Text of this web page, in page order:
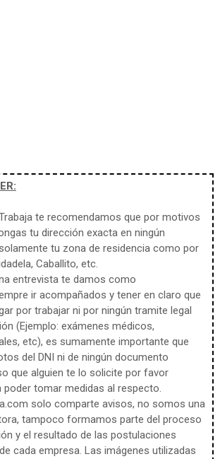
te recomendamos que por motivos
tu dirección exacta en ningún
tu zona de residencia como por
Caballito, etc.
entrevista te damos como
ir acompañados y tener en claro que
por trabajar ni por ningún tramite legal
(Ejemplo: exámenes médicos,
etc), es sumamente importante que
del DNI ni de ningún documento
que alguien te lo solicite por favor
tomar medidas al respecto.
solo comparte avisos, no somos una
tampoco formamos parte del proceso
y el resultado de las postulaciones
cada empresa. Las imágenes utilizadas